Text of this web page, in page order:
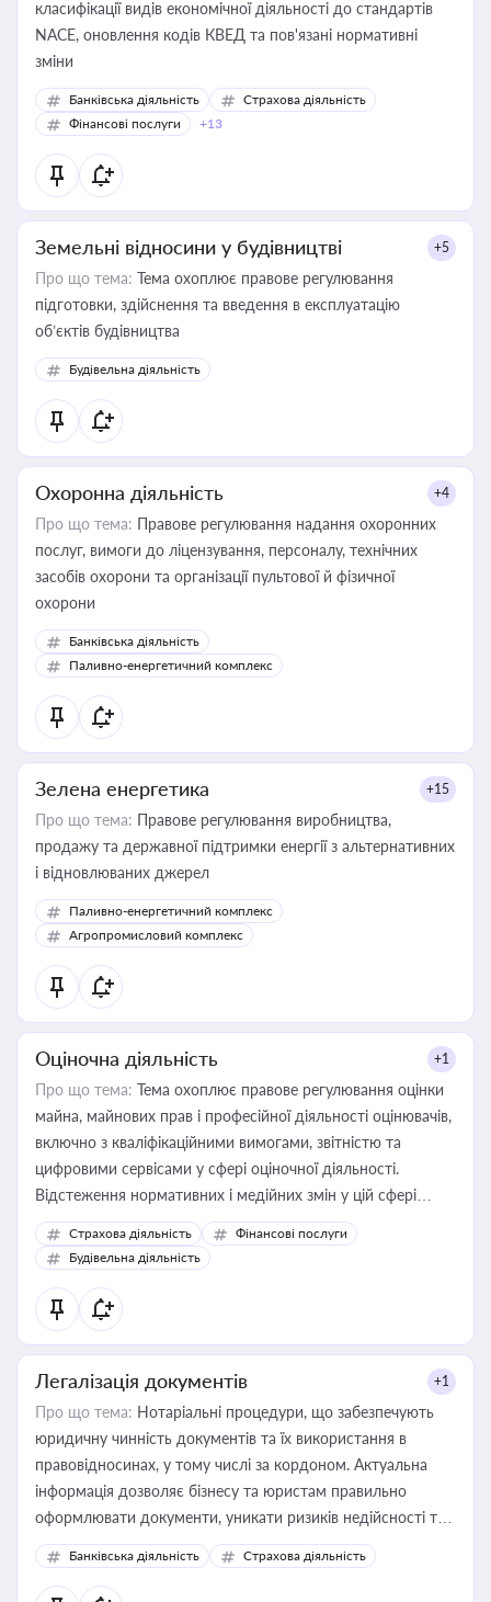
класифікації видів економічної діяльності до стандартів
NACE, оновлення кодів КВЕД та пов'язані нормативні
зміни
Банківська діяльність
Страхова діяльність
Фінансові послуги
+13
Земельні відносини у будівництві +5
Про що тема: Тема охоплює правове регулювання
підготовки, здійснення та введення в експлуатацію
об’єктів будівництва
Будівельна діяльність
Охоронна діяльність +4
Про що тема: Правове регулювання надання охоронних
послуг, вимоги до ліцензування, персоналу, технічних
засобів охорони та організації пультової й фізичної
охорони
Банківська діяльність
Паливно-енергетичний комплекс
Зелена енергетика +15
Про що тема: Правове регулювання виробництва,
продажу та державної підтримки енергії з альтернативних
і відновлюваних джерел
Паливно-енергетичний комплекс
Агропромисловий комплекс
Оціночна діяльність +1
Про що тема: Тема охоплює правове регулювання оцінки
майна, майнових прав і професійної діяльності оцінювачів,
включно з кваліфікаційними вимогами, звітністю та
цифровими сервісами у сфері оціночної діяльності.
Відстеження нормативних і медійних змін у цій сфері
корисне для власника бізнесу, керівника, юриста або
бухгалтера під час оподаткування, приватизації, оренди
державного майна, корпоративних угод і перевірки
статусу суб'єктів оціночної діяльності
Страхова діяльність
Фінансові послуги
Будівельна діяльність
Легалізація документів +1
Про що тема: Нотаріальні процедури, що забезпечують
юридичну чинність документів та їх використання в
правовідносинах, у тому числі за кордоном. Актуальна
інформація дозволяє бізнесу та юристам правильно
оформлювати документи, уникати ризиків недійсності та
забезпечувати їх належне прийняття органами влади та
контрагентами
Банківська діяльність Страхова діяльність